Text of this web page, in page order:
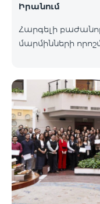
Իրանում
Հարգելի
մարմինների
դադարեցվել են։
վերաբերյալ
կտրամադրվի
դեպքում։